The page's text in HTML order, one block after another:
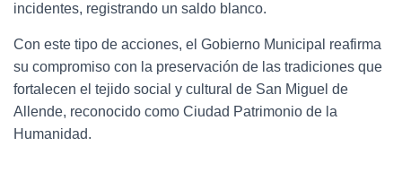
incidentes, registrando un saldo blanco.
Con este tipo de acciones, el Gobierno Municipal reafirma
su compromiso con la preservación de las tradiciones que
fortalecen el tejido social y cultural de San Miguel de
Allende, reconocido como Ciudad Patrimonio de la
Humanidad.